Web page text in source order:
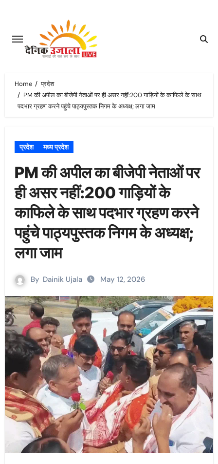
content
Home
प्रदेश
PM की अपील का बीजेपी नेताओं पर ही असर नहीं:200 गाड़ियों के काफिले के साथ
पदभार ग्रहण करने पहुंचे पाठ्यपुस्तक निगम के अध्यक्ष; लगा जाम
प्रदेश मध्य प्रदेश
PM की अपील का बीजेपी नेताओं पर
ही असर नहीं:200 गाड़ियों के
काफिले के साथ पदभार ग्रहण करने
पहुंचे पाठ्यपुस्तक निगम के अध्यक्ष;
लगा जाम
By Dainik Ujala May 12, 2026